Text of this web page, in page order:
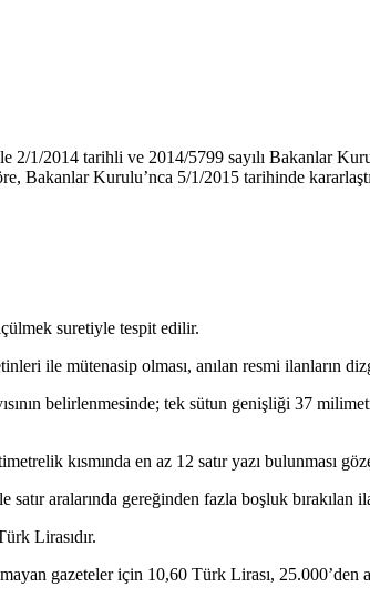
1/2014 tarihli ve 2014/5799 sayılı Bakanlar
Bakanlar Kurulu’nca 5/1/2015 tarihinde
suretiyle tespit edilir.
ile mütenasip olması, anılan resmi ilanların
belirlenmesinde; tek sütun genişliği 37
kısmında en az 12 satır yazı bulunması
aralarında gereğinden fazla boşluk bırakılan
Lirasıdır.
gazeteler için 10,60 Türk Lirası,